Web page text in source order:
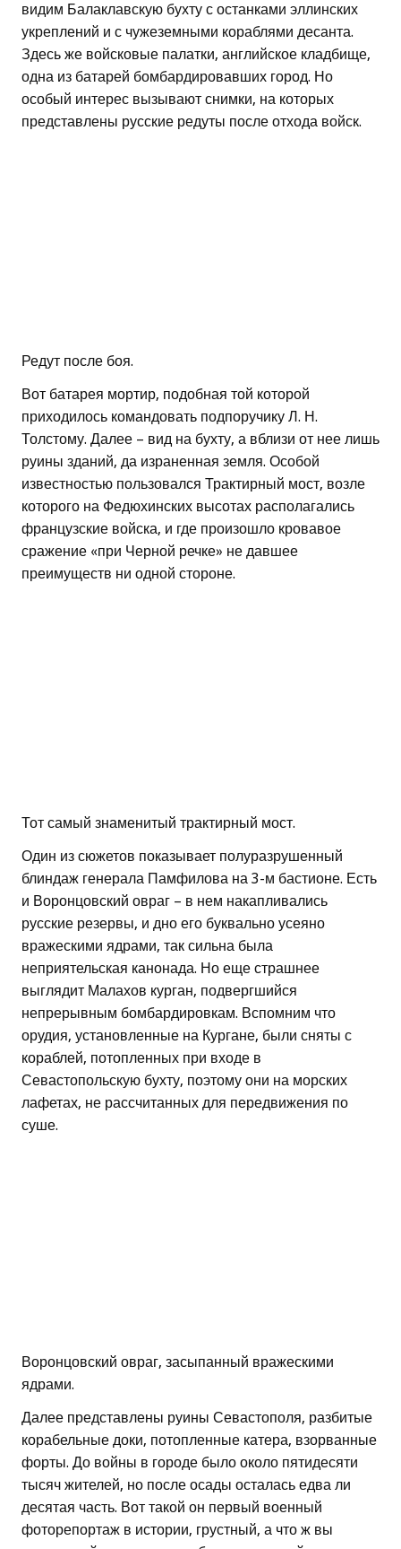
видим Балаклавскую бухту с останками эллинских
укреплений и с чужеземными кораблями десанта.
Здесь же войсковые палатки, английское кладбище,
одна из батарей бомбардировавших город. Но
особый интерес вызывают снимки, на которых
представлены русские редуты после отхода войск.
Редут после боя.
Вот батарея мортир, подобная той которой
приходилось командовать подпоручику Л. Н.
Толстому. Далее – вид на бухту, а вблизи от нее лишь
руины зданий, да израненная земля. Особой
известностью пользовался Трактирный мост, возле
которого на Федюхинских высотах располагались
французские войска, и где произошло кровавое
сражение «при Черной речке» не давшее
преимуществ ни одной стороне.
Тот самый знаменитый трактирный мост.
Один из сюжетов показывает полуразрушенный
блиндаж генерала Памфилова на 3-м бастионе. Есть
и Воронцовский овраг – в нем накапливались
русские резервы, и дно его буквально усеяно
вражескими ядрами, так сильна была
неприятельская канонада. Но еще страшнее
выглядит Малахов курган, подвергшийся
непрерывным бомбардировкам. Вспомним что
орудия, установленные на Кургане, были сняты с
кораблей, потопленных при входе в
Севастопольскую бухту, поэтому они на морских
лафетах, не рассчитанных для передвижения по
суше.
Воронцовский овраг, засыпанный вражескими
ядрами.
Далее представлены руины Севастополя, разбитые
корабельные доки, потопленные катера, взорванные
форты. До войны в городе было около пятидесяти
тысяч жителей, но после осады осталась едва ли
десятая часть. Вот такой он первый военный
фоторепортаж в истории, грустный, а что ж вы